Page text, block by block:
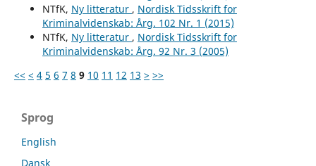
NTfK, Ny litteratur , Nordisk Tidsskrift for
Kriminalvidenskab: Årg. 102 Nr. 1 (2015)
NTfK, Ny litteratur , Nordisk Tidsskrift for
Kriminalvidenskab: Årg. 92 Nr. 3 (2005)
<< < 4 5 6 7 8 9 10 11 12 13 > >>
Sprog
English
Dansk